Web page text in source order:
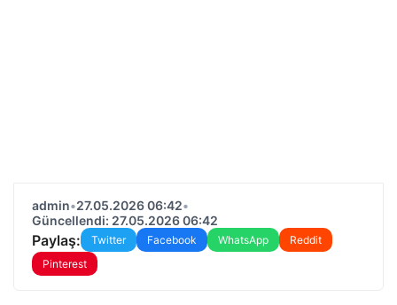
admin•27.05.2026 06:42•
Güncellendi: 27.05.2026 06:42
Paylaş: Twitter Facebook WhatsApp
Reddit
Pinterest